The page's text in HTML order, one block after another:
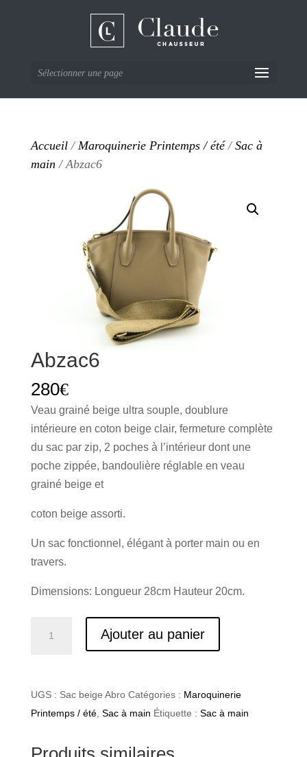
Sélectionner une page
Accueil/ Maroquinerie Printemps / été/ Sac à
main / Abzac6
Abzac6
280€
Veau grainé beige ultra souple, doublure
intérieure en coton beige clair, fermeture complète
du sac par zip, 2 poches à l’intérieur dont une
poche zippée, bandoulière réglable en veau
grainé beige et
coton beige assorti.
Un sac fonctionnel, élégant à porter main ou en
travers.
Dimensions: Longueur 28cm Hauteur 20cm.
Ajouter au panier
UGS : Sac beige Abro Catégories : Maroquinerie
Printemps / été, Sac à main Étiquette : Sac à main